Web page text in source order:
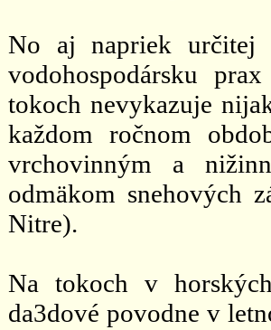
No aj napriek určitej
vodohospodársku
tokoch nevykazuje
každom ročnom
vrchovinným a
odmäkom snehových
Nitre).
Na tokoch v
da3dové povodne v